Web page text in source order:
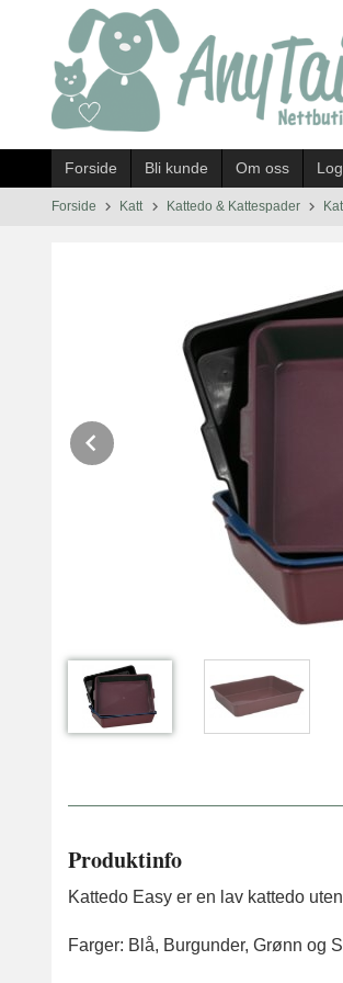
innholdet
Forside Bli kunde Om oss
Forside Katt Kattedo & Kattespader
Produktinfo
Kattedo Easy er en lav kattedo
Farger: Blå, Burgunder, Grønn og